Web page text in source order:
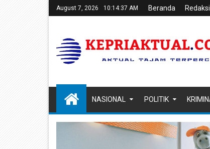
August 7, 2026 10:14:38 AM Beranda Redaksi
NASIONAL POLITIK